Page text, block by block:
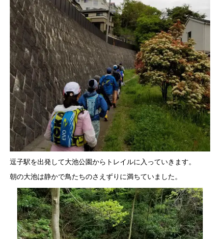
逗子駅を出発して大池公園からトレイルに入っていきます。
朝の大池は静かで鳥たちのさえずりに満ちていました。